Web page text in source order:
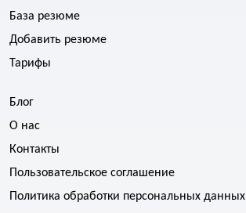
База резюме
Добавить резюме
Тарифы
Блог
О нас
Контакты
Пользовательское соглашение
Политика обработки персональных данных